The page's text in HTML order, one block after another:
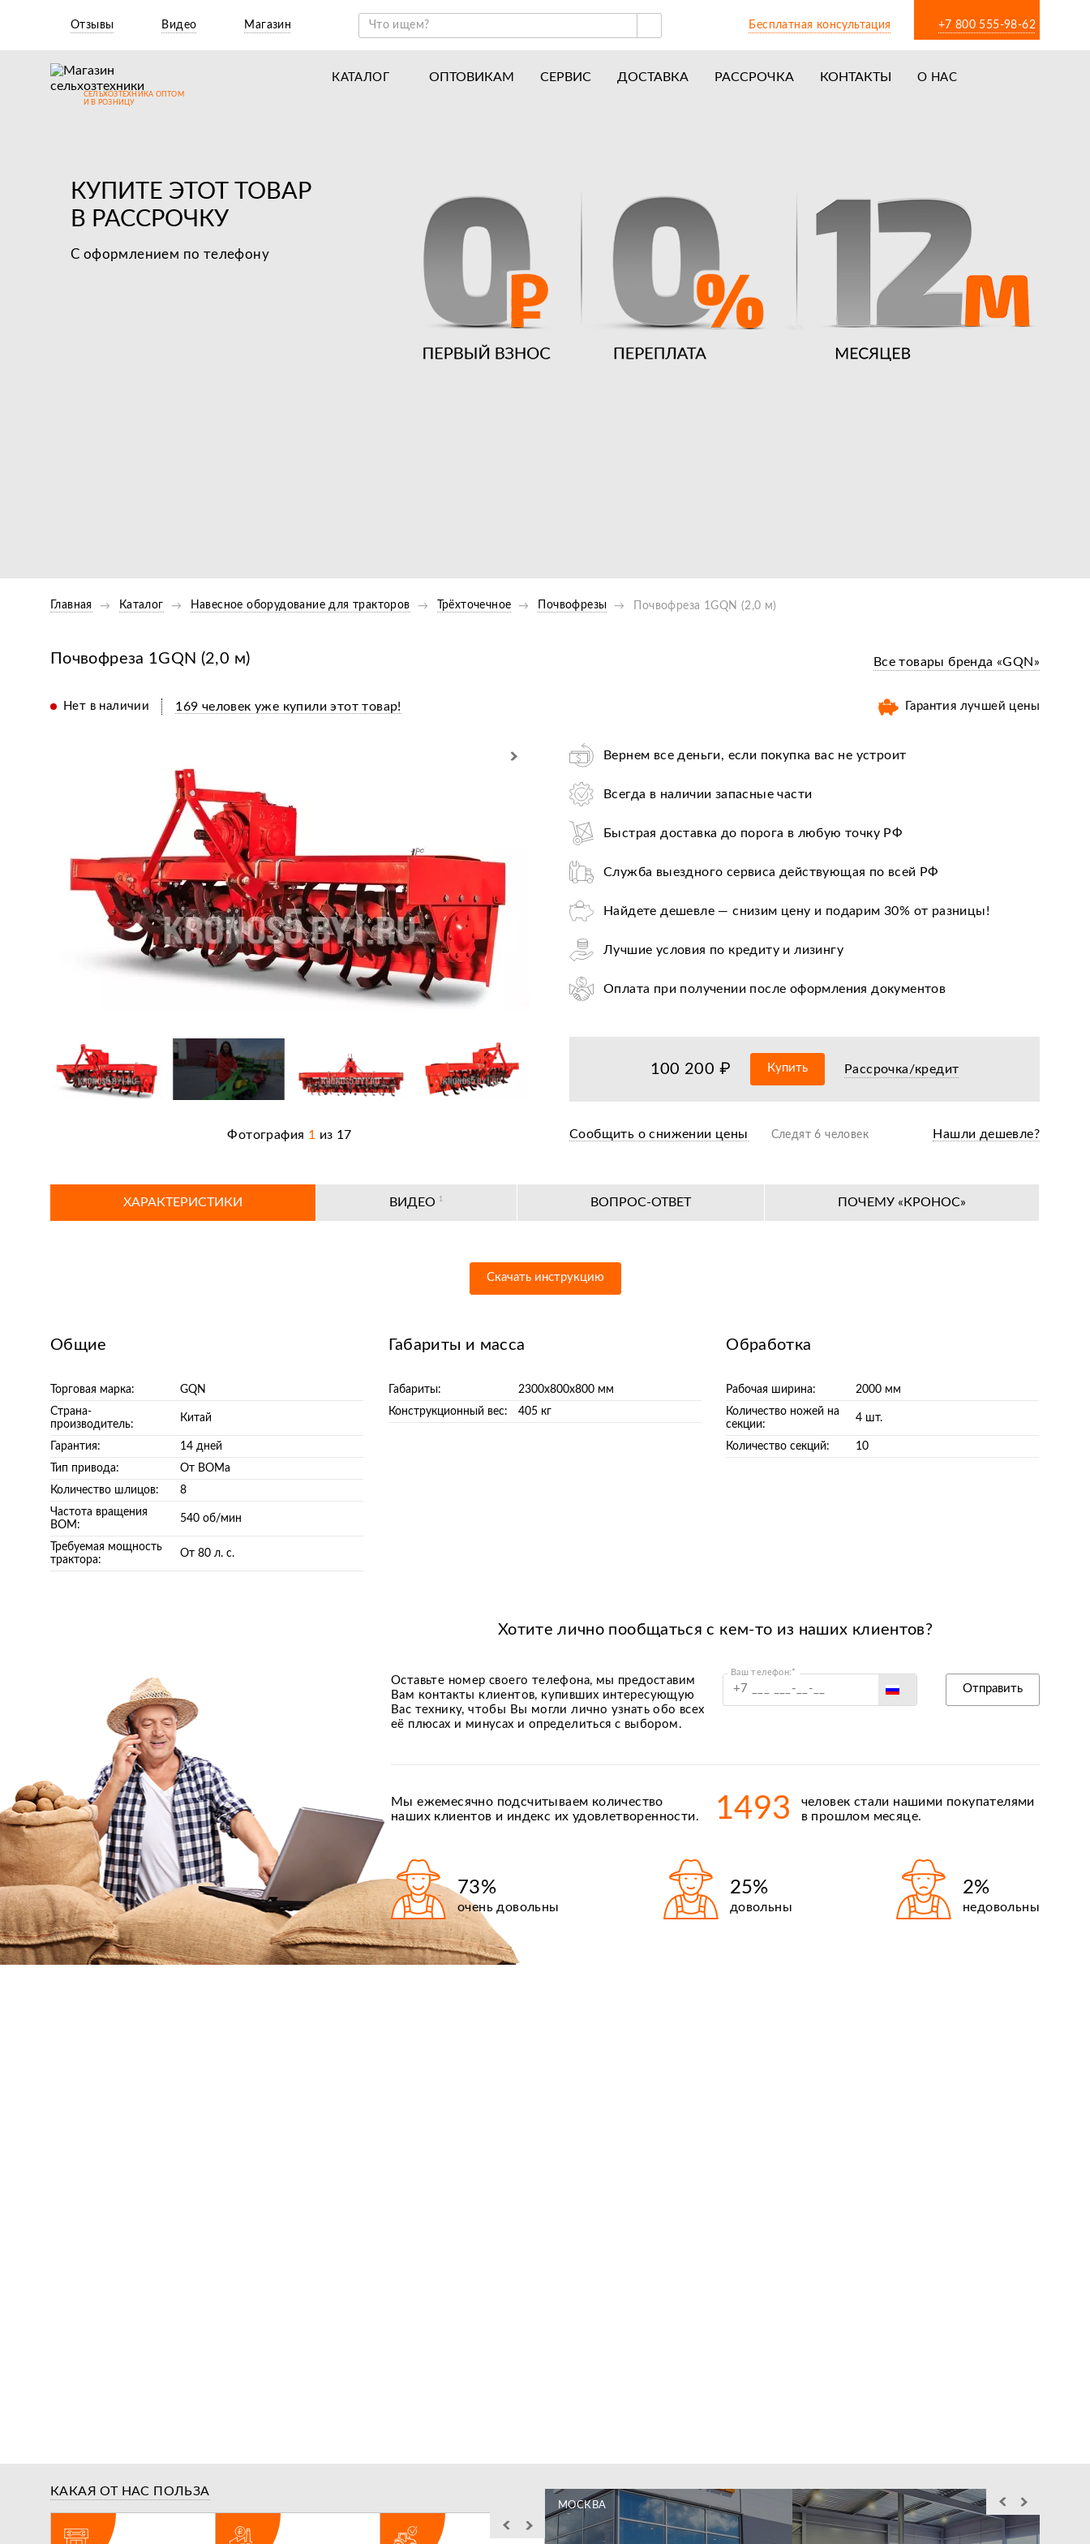
Отзывы Видео Магазин Бесплатная консультация +7 800 555-98-62
СЕЛЬХОЗТЕХНИКА ОПТОМ
И В РОЗНИЦУ
КАТАЛОГ
Навесное оборудование для мотоблоков
ОПТОВИКАМ СЕРВИС ДОСТАВКА РАССРОЧКА КОНТАКТЫ
О НАС
Новости
Отзывы
Вакансии
Гарантия лучшей цены
КУПИТЕ ЭТОТ ТОВАР
В РАССРОЧКУ
С оформлением по телефону
Главная Каталог Навесное оборудование для тракторов Трёхточечное Почвофрезы Почвофреза 1GQN (2,0 м)
Почвофреза 1GQN (2,0 м) Все товары бренда «GQN»
Нет в наличии 169 человек уже купили этот товар! Гарантия лучшей цены
Фотография 1 из 17
Вернем все деньги, если покупка вас не устроит
Всегда в наличии запасные части
Быстрая доставка до порога в любую точку РФ
Служба выездного сервиса действующая по всей РФ
Найдете дешевле — снизим цену и подарим 30% от разницы!
Лучшие условия по кредиту и лизингу
Оплата при получении после оформления документов
36+ авторизированных сервисных центров по всей РФ
100 200 ₽ Купить Рассрочка/кредит
Сообщить о снижении цены Следят 6 человек Нашли дешевле?
ХАРАКТЕРИСТИКИ ВИДЕО 1 ВОПРОС-ОТВЕТ ПОЧЕМУ «КРОНОС»
Скачать инструкцию
Общие
Торговая марка:
GQN
Страна-
производитель:
Китай
Гарантия:
14 дней
Тип привода:
От ВОМа
Количество шлицов:
8
Частота вращения
ВОМ:
540 об/мин
Требуемая мощность
трактора:
От 80 л. с.
Габариты и масса
Габариты:
2300х800х800 мм
Конструкционный вес:
405 кг
Обработка
Рабочая ширина:
2000 мм
Количество ножей на
секции:
4 шт.
Количество секций: 10
Хотите лично пообщаться с кем-то из наших клиентов?
Оставьте номер своего телефона, мы предоставим
Вам контакты клиентов, купивших интересующую
Вас технику, чтобы Вы могли лично узнать обо всех
её плюсах и минусах и определиться с выбором.
Ваш телефон:*
Киргизия
Отправить
Мы ежемесячно подсчитываем количество
наших клиентов и индекс их удовлетворенности.
1493
человек стали нашими покупателями
в прошлом месяце.
73%
очень довольны
25%
довольны
2%
недовольны
КАКАЯ ОТ НАС ПОЛЬЗА
МОСКВА